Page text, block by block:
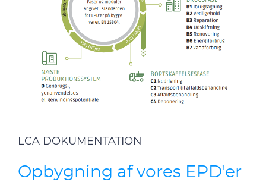
LCA DOKUMENTATION
Opbygning af vores EPD'er